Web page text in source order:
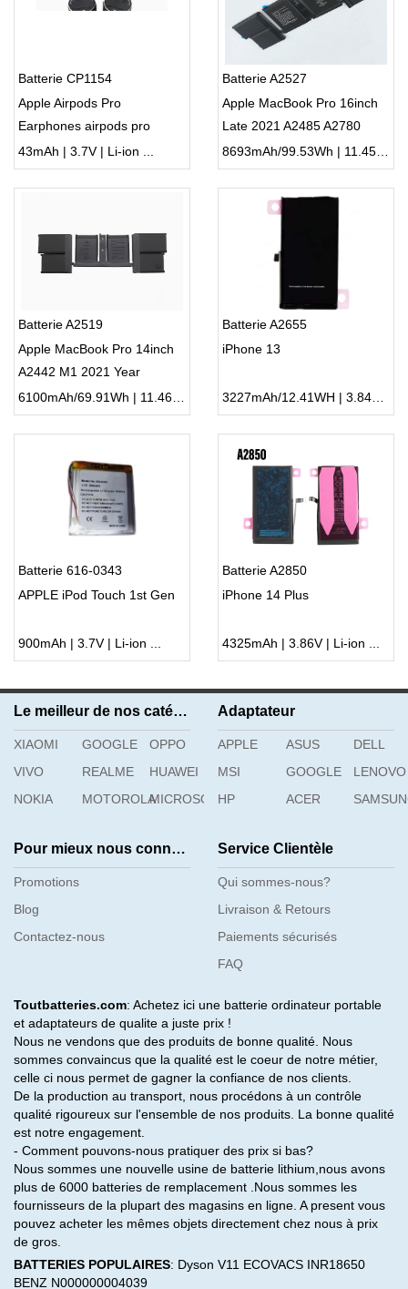
Batterie CP1154
Apple Airpods Pro
Earphones airpods pro
A2084 A2083
43mAh | 3.7V | Li-ion ...
Batterie A2527
Apple MacBook Pro 16inch
Late 2021 A2485 A2780
MK183LL/A EMC 3651
8693mAh/99.53Wh | 11.45V | Li-ion ...
Batterie A2519
Apple MacBook Pro 14inch
A2442 M1 2021 Year
MKGR3LL/A
6100mAh/69.91Wh | 11.46V | Li-ion ...
Batterie A2655
iPhone 13
3227mAh/12.41WH | 3.84V | Li-ion ...
Batterie 616-0343
APPLE iPod Touch 1st Gen
900mAh | 3.7V | Li-ion ...
Batterie A2850
iPhone 14 Plus
4325mAh | 3.86V | Li-ion ...
Le meilleur de nos catégories
XIAOMI GOOGLE
OPPO
VIVO
REALME
HUAWEI
NOKIA
MOTOROLAMICROSOFT
Adaptateur
APPLE ASUS
DELL
MSI
GOOGLE
LENOVO
HP
ACER
Pour mieux nous connaître
Promotions
Blog
Contactez-nous
Service Clientèle
Qui sommes-nous?
Livraison & Retours
Paiements sécurisés
FAQ
Toutbatteries.com: Achetez ici une batterie ordinateur portable
et adaptateurs de qualite a juste prix !
Nous ne vendons que des produits de bonne qualité. Nous
sommes convaincus que la qualité est le coeur de notre métier,
celle ci nous permet de gagner la confiance de nos clients.
De la production au transport, nous procédons à un contrôle
qualité rigoureux sur l'ensemble de nos produits. La bonne qualité
est notre engagement.
- Comment pouvons-nous pratiquer des prix si bas?
Nous sommes une nouvelle usine de batterie lithium,nous avons
plus de 6000 batteries de remplacement .Nous sommes les
fournisseurs de la plupart des magasins en ligne. A present vous
pouvez acheter les mêmes objets directement chez nous à prix
de gros.
BATTERIES POPULAIRES: Dyson V11 ECOVACS INR18650
BENZ N000000004039